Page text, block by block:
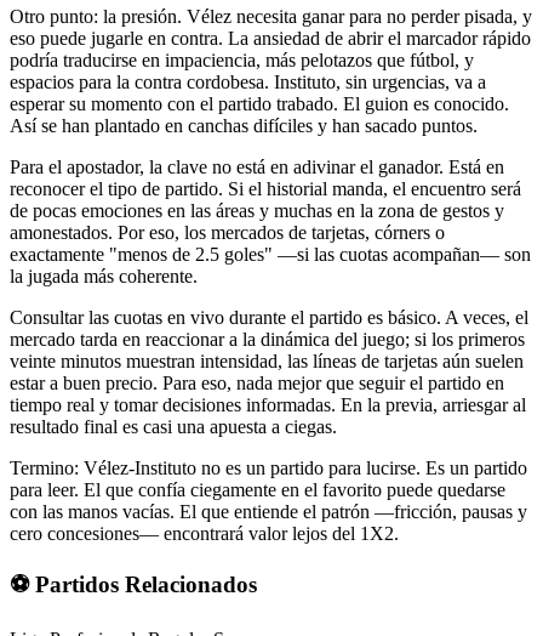
Otro punto: la presión. Vélez necesita ganar para no perder pisada, y
eso puede jugarle en contra. La ansiedad de abrir el marcador rápido
podría traducirse en impaciencia, más pelotazos que fútbol, y
espacios para la contra cordobesa. Instituto, sin urgencias, va a
esperar su momento con el partido trabado. El guion es conocido.
Así se han plantado en canchas difíciles y han sacado puntos.
Para el apostador, la clave no está en adivinar el ganador. Está en
reconocer el tipo de partido. Si el historial manda, el encuentro será
de pocas emociones en las áreas y muchas en la zona de gestos y
amonestados. Por eso, los mercados de tarjetas, córners o
exactamente "menos de 2.5 goles" —si las cuotas acompañan— son
la jugada más coherente.
Consultar las cuotas en vivo durante el partido es básico. A veces, el
mercado tarda en reaccionar a la dinámica del juego; si los primeros
veinte minutos muestran intensidad, las líneas de tarjetas aún suelen
estar a buen precio. Para eso, nada mejor que seguir el partido en
tiempo real y tomar decisiones informadas. En la previa, arriesgar al
resultado final es casi una apuesta a ciegas.
Termino: Vélez-Instituto no es un partido para lucirse. Es un partido
para leer. El que confía ciegamente en el favorito puede quedarse
con las manos vacías. El que entiende el patrón —fricción, pausas y
cero concesiones— encontrará valor lejos del 1X2.
⚽ Partidos Relacionados